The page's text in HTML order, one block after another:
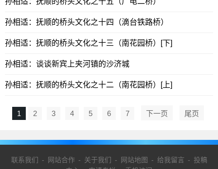
孙相适：抚顺的桥头文化之十四（ 滴台铁路桥）
孙相适：抚顺的桥头文化之十三（ 南花园桥）[下]
孙相适：谈谈新宾上夹河镇的沙济城
孙相适：抚顺的桥头文化之十二（ 南花园桥）[上]
1 2 3 4 5 6 7 下一页 尾页
联系我们 - 网站合作- 关于我们 - 网站地图 - 给我留言 - 投稿